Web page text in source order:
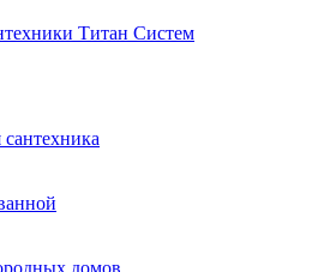
домов